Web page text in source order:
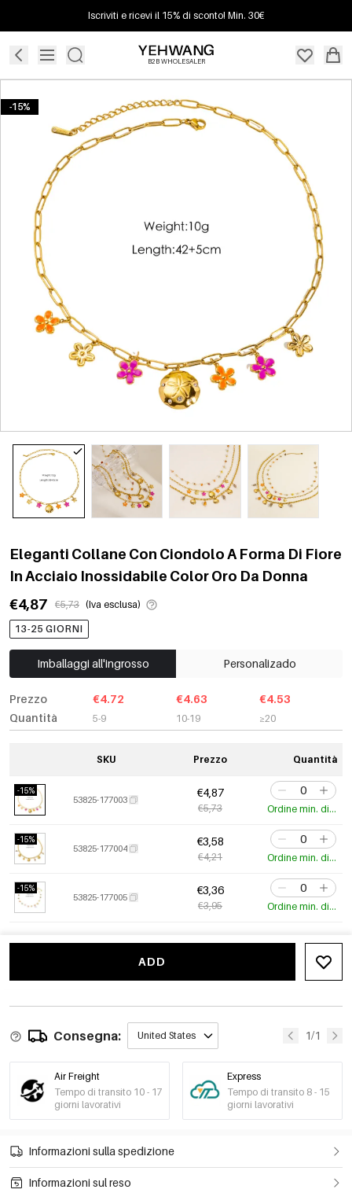
Iscriviti e ricevi il 15% di sconto! Min. 30€
B2B WHOLESALER
-15%
Eleganti Collane Con Ciondolo A Forma Di Fiore
In Acciaio Inossidabile Color Oro Da Donna
€4,87
€5,73 (Iva esclusa)
13-25 GIORNI
Imballaggi all'ingrosso Personalizado
Prezzo
Quantità
€4.72
5-9
€4.63
10-19
€4.53
≥20
SKU Prezzo Quantità
-15%
53825-177003
€4,87
€5,73 Ordine min. di 3 pz.
-15%
53825-177004
€3,58
€4,21 Ordine min. di 3 pz.
-15%
53825-177005
€3,36
€3,95 Ordine min. di 3 pz.
ADD
Consegna: United States 1/1
Air Freight
Tempo di transito 10 - 17
giorni lavorativi
Express
Tempo di transito 8 - 15
giorni lavorativi
Informazioni sulla spedizione
Informazioni sul reso